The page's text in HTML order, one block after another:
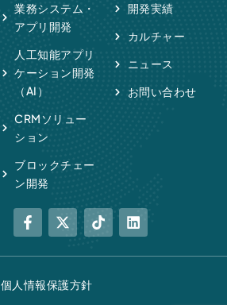
業務システム・
アプリ開発
人工知能アプリ
ケーション開発
（AI）
CRMソリュー
ション
ブロックチェー
ン開発
開発実績
カルチャー
ニュース
お問い合わせ
個人情報保護方針